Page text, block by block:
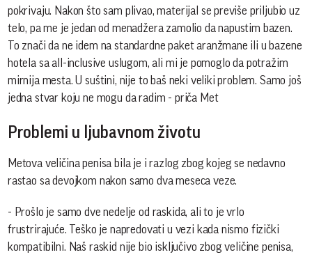
pokrivaju. Nakon što sam plivao, materijal se previše priljubio uz
telo, pa me je jedan od menadžera zamolio da napustim bazen.
To znači da ne idem na standardne paket aranžmane ili u bazene
hotela sa all-inclusive uslugom, ali mi je pomoglo da potražim
mirnija mesta. U suštini, nije to baš neki veliki problem. Samo još
jedna stvar koju ne mogu da radim - priča Met
Problemi u ljubavnom životu
Metova veličina penisa bila je i razlog zbog kojeg se nedavno
rastao sa devojkom nakon samo dva meseca veze.
- Prošlo je samo dve nedelje od raskida, ali to je vrlo
frustrirajuće. Teško je napredovati u vezi kada nismo fizički
kompatibilni. Naš raskid nije bio isključivo zbog veličine penisa,